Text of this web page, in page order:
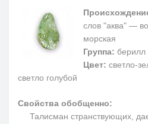
слов "аква" —
морская
Группа: берилл
Цвет: светло-
светло голубой
Свойства обобщенно:
Талисман странствующих,